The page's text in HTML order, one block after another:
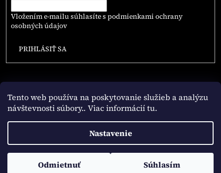
Tento web používa na poskytovanie služieb a analýzu
návštevnosti súbory.. Viac informácií tu.
Nastavenie
Odmietnuť Súhlasím
Vložením e-mailu súhlasíte s podmienkami ochrany
osobných údajov
PRIHLÁSIŤ SA
Copyright 2026NAJLEPSIE.COFFEE. Všetky práva vyhradené.
Upraviť nastavenie cookies